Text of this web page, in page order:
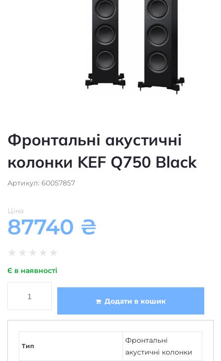
Фронтальні акустичні
колонки KEF Q750 Black
Артикул: 60057857
Ціна
87740 ₴
★ ★ ★ ★ ★
Є в наявності
Додати в кошик
Тип
Фронтальні
акустичні колонки